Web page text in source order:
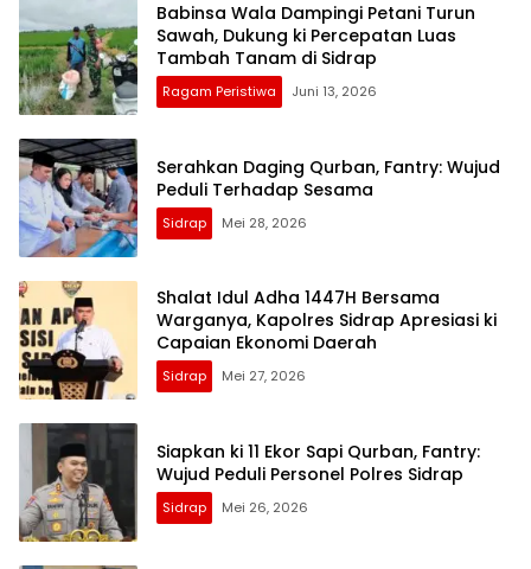
Babinsa Wala Dampingi Petani Turun
Sawah, Dukung ki Percepatan Luas
Tambah Tanam di Sidrap
Ragam Peristiwa Juni 13, 2026
Serahkan Daging Qurban, Fantry: Wujud
Peduli Terhadap Sesama
Sidrap Mei 28, 2026
Shalat Idul Adha 1447H Bersama
Warganya, Kapolres Sidrap Apresiasi ki
Capaian Ekonomi Daerah
Sidrap Mei 27, 2026
Siapkan ki 11 Ekor Sapi Qurban, Fantry:
Wujud Peduli Personel Polres Sidrap
Sidrap Mei 26, 2026